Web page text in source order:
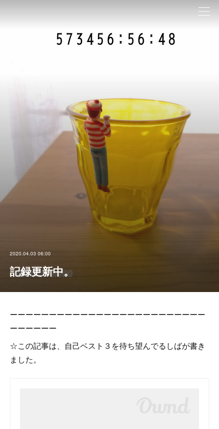
2020.04.03 06:00
記録更新中。
ーーーーーーーーーーーーーーーーーーーーーーーーー
ーーーーーー
☆この記事は、自己ベスト３を待ち望んでるしばが書き
ました。